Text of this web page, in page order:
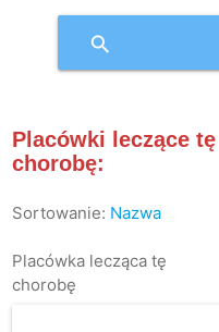
search
Placówki leczące tę
chorobę:
Sortowanie: Nazwa
Placówka lecząca tę
chorobę